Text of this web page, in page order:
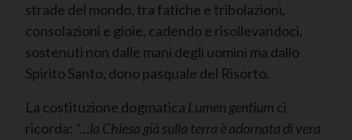
strade del mondo, tra fatiche e tribolazioni,
consolazioni e gioie, cadendo e risollevandoci,
sostenuti non dalle mani degli uomini ma dallo
Spirito Santo, dono pasquale del Risorto.
La costituzione dogmatica Lumen gentium ci
ricorda: “…la Chiesa già sulla terra è adornata di vera